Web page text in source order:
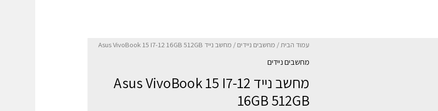
עמוד הבית/ מחשבים ניידים / מחשב נייד Asus VivoBook 15 I7-12 16GB 512GB
מחשבים ניידים
מחשב נייד Asus VivoBook 15 I7-12
16GB 512GB